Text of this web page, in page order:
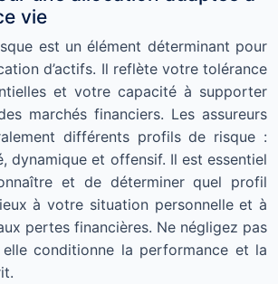
vie
est un élément déterminant pour
d’actifs. Il reflète votre tolérance
et votre capacité à supporter
marchés financiers. Les assureurs
différents profils de risque :
dynamique et offensif. Il est essentiel
et de déterminer quel profil
à votre situation personnelle et à
pertes financières. Ne négligez pas
conditionne la performance et la